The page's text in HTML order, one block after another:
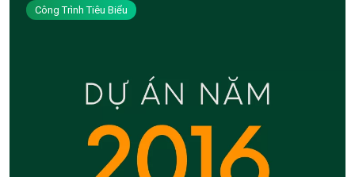
Công Trình Tiêu Biểu